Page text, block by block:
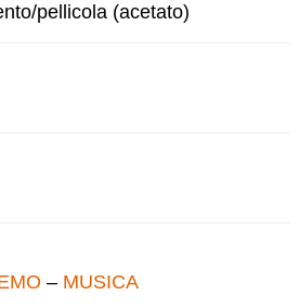
pellicola (acetato)
– MUSICA